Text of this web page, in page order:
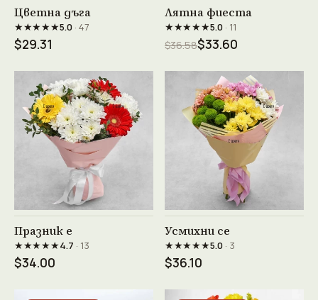
Виж продукта →
Цветна дъга
★★★★★5.0· 47
$29.31
Виж продукта →
Лятна фиеста
★★★★★5.0· 11
$36.58$33.60
Виж продукта →
Празник е
★★★★★4.7 · 13
$34.00
Виж продукта →
Усмихни се
★★★★★5.0· 3
$36.10